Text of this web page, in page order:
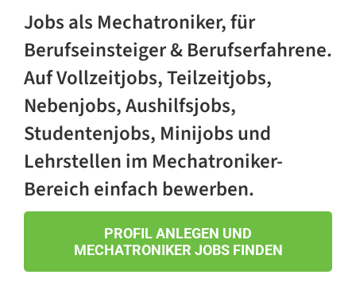
07545 Gera
Elektriker / Elektroniker /
Mechatroniker (m/w/d) Vollzeit oder
Teilzeit
10115 Berlin
Elektroniker/Mechatroniker (m/w)
für Inbetriebnahme von CNC-
Werkzeugmaschinen
75172 Pforzheim
Mechatroniker / Servicetechniker /
Elektrofachkraft (m/w/d)
78554 Aldingen
Jobs als Mechatroniker, für
Berufseinsteiger & Berufserfahrene.
Auf Vollzeitjobs, Teilzeitjobs,
Nebenjobs, Aushilfsjobs,
Studentenjobs, Minijobs und
Lehrstellen im Mechatroniker-
Bereich einfach bewerben.
PROFIL ANLEGEN UND
MECHATRONIKER JOBS FINDEN